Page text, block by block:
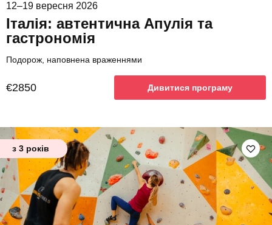
12–19 вересня 2026
Італія: автентична Апулія та
гастрономія
Подорож, наповнена враженнями
€2850 Дивитися програму
з 3 років